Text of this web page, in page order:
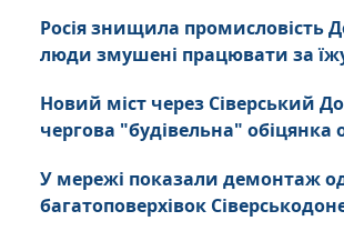
Росія знищила промисловість
люди змушені працювати за
Новий міст через Сіверський
чергова "будівельна" обіцянка
У мережі показали демонтаж
багатоповерхівок